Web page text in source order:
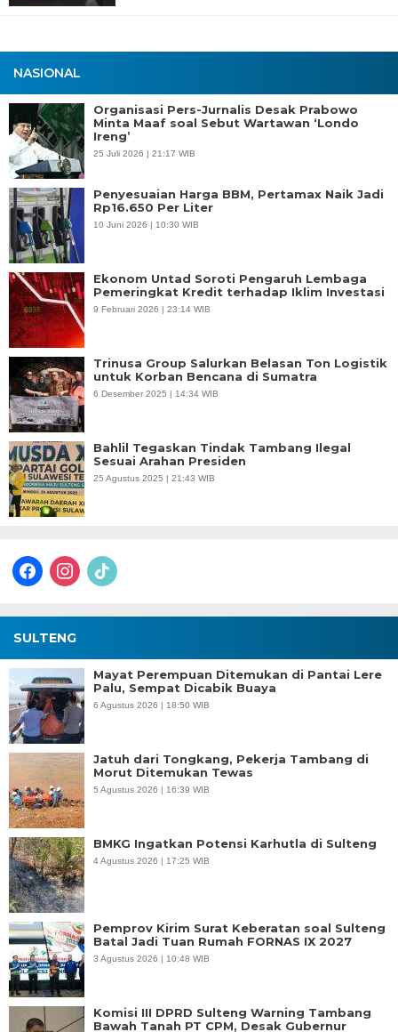
NASIONAL
Organisasi Pers-Jurnalis Desak Prabowo
Minta Maaf soal Sebut Wartawan ‘Londo
Ireng’
25 Juli 2026 | 21:17 WIB
Penyesuaian Harga BBM, Pertamax Naik Jadi
Rp16.650 Per Liter
10 Juni 2026 | 10:30 WIB
Ekonom Untad Soroti Pengaruh Lembaga
Pemeringkat Kredit terhadap Iklim Investasi
9 Februari 2026 | 23:14 WIB
Trinusa Group Salurkan Belasan Ton Logistik
untuk Korban Bencana di Sumatra
6 Desember 2025 | 14:34 WIB
Bahlil Tegaskan Tindak Tambang Ilegal
Sesuai Arahan Presiden
25 Agustus 2025 | 21:43 WIB
facebookinstagram
tiktok
SULTENG
Mayat Perempuan Ditemukan di Pantai Lere
Palu, Sempat Dicabik Buaya
6 Agustus 2026 | 18:50 WIB
Jatuh dari Tongkang, Pekerja Tambang di
Morut Ditemukan Tewas
5 Agustus 2026 | 16:39 WIB
BMKG Ingatkan Potensi Karhutla di Sulteng
4 Agustus 2026 | 17:25 WIB
Pemprov Kirim Surat Keberatan soal Sulteng
Batal Jadi Tuan Rumah FORNAS IX 2027
3 Agustus 2026 | 10:48 WIB
Komisi III DPRD Sulteng Warning Tambang
Bawah Tanah PT CPM, Desak Gubernur